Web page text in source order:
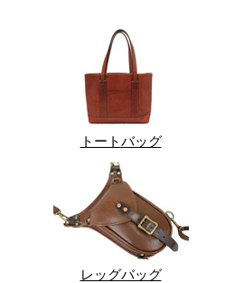
トートバッグ
レッグバッグ